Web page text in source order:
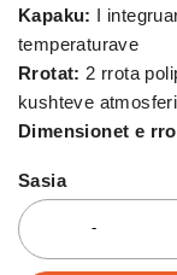
Kapaku: I
temperaturave
Rrotat: 2 rrota
kushteve
Dimensionet e
Sasia